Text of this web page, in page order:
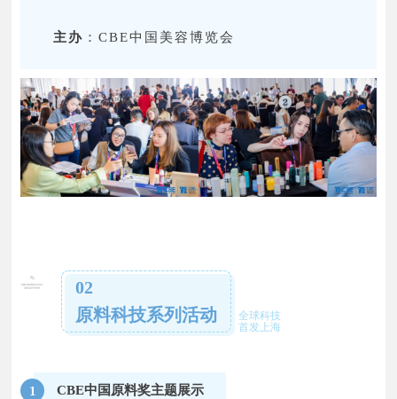
主办 ：CBE中国美容博览会
02
原料科技系列活动
全球科技
首发上海
1 CBE中国原料奖主题展示